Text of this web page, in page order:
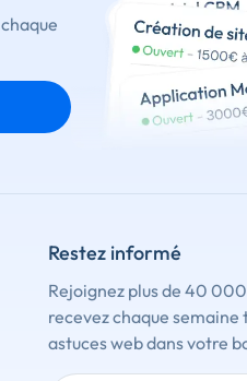
Restez informé
Rejoignez plus de 40
recevez chaque semaine
astuces web dans votre